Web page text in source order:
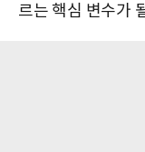
르는 핵심 변수가